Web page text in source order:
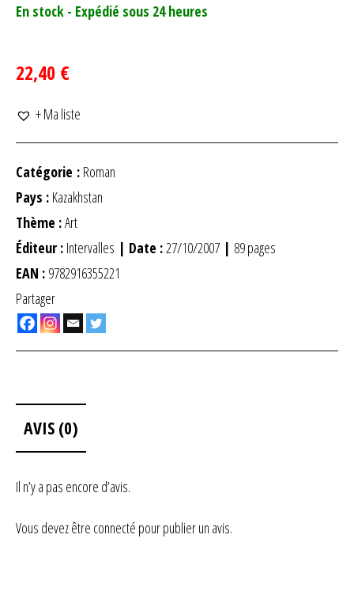
En stock - Expédié sous 24 heures
22,40 €
+ Ma liste
Catégorie : Roman
Pays : Kazakhstan
Thème :Art
Éditeur : Intervalles | Date : 27/10/2007 | 89 pages
EAN : 9782916355221
Partager
AVIS (0)
Il n’y a pas encore d’avis.
Vous devez être connecté pour publier un avis.